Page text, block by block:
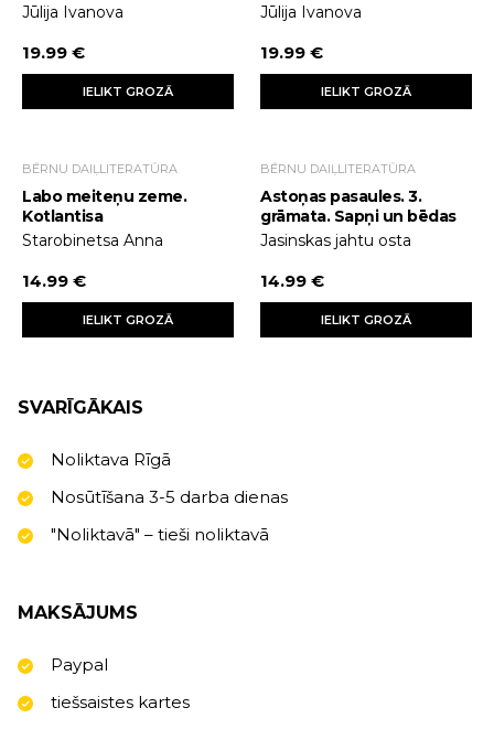
Jūlija Ivanova
19.99 €
IELIKT GROZĀ
Jūlija Ivanova
19.99 €
IELIKT GROZĀ
BĒRNU DAIĻLITERATŪRA
Labo meiteņu zeme.
Kotlantisa
Starobinetsa Anna
14.99 €
IELIKT GROZĀ
BĒRNU DAIĻLITERATŪRA
Astoņas pasaules. 3.
grāmata. Sapņi un bēdas
Jasinskas jahtu osta
14.99 €
IELIKT GROZĀ
SVARĪGĀKAIS
Noliktava Rīgā
Nosūtīšana 3-5 darba dienas
"Noliktavā" – tieši noliktavā
MAKSĀJUMS
Paypal
tiešsaistes kartes